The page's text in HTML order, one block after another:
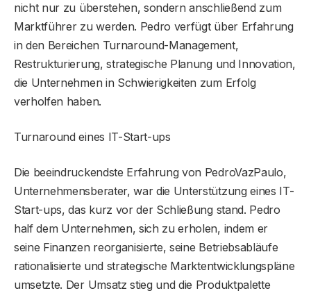
nicht nur zu überstehen, sondern anschließend zum
Marktführer zu werden. Pedro verfügt über Erfahrung
in den Bereichen Turnaround-Management,
Restrukturierung, strategische Planung und Innovation,
die Unternehmen in Schwierigkeiten zum Erfolg
verholfen haben.
Turnaround eines IT-Start-ups
Die beeindruckendste Erfahrung von PedroVazPaulo,
Unternehmensberater, war die Unterstützung eines IT-
Start-ups, das kurz vor der Schließung stand. Pedro
half dem Unternehmen, sich zu erholen, indem er
seine Finanzen reorganisierte, seine Betriebsabläufe
rationalisierte und strategische Marktentwicklungspläne
umsetzte. Der Umsatz stieg und die Produktpalette